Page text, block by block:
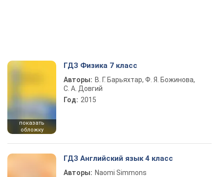
показать
обложку
ГДЗ Физика 7 класс
Авторы: В. Г. Барьяхтар, Ф. Я. Божинова,
С. А. Довгий
Год: 2015
ГДЗ Английский язык 4 класс
Авторы: Naomi Simmons